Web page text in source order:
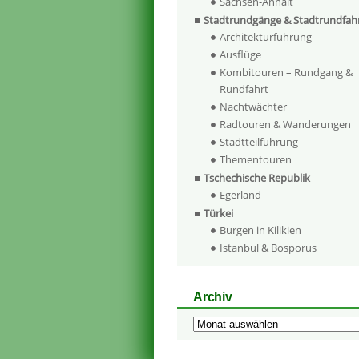
Stadtrundgänge &
Architekturführung
Ausflüge
Kombitouren – Rundgang &
Rundfahrt
Nachtwächter
Radtouren & Wanderungen
Stadtteilführung
Thementouren
Tschechische Republik
Egerland
Türkei
Burgen in Kilikien
Istanbul & Bosporus
Archiv
Archiv